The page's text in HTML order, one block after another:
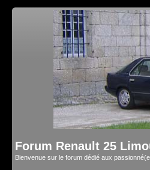
Forum Renault 25
Bienvenue sur le forum dédié aux